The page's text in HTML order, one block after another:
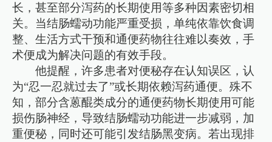
长，甚至部分泻药的长期使用等多种因素密切相
关。当结肠蠕动功能严重受损，单纯依靠饮食调
整、生活方式干预和通便药物往往难以奏效，手
术便成为解决问题的有效手段。
他提醒，许多患者对便秘存在认知误区，认
为“忍一忍就过去了”或长期依赖泻药通便。殊不
知，部分含蒽醌类成分的通便药物长期使用可能
损伤肠神经，导致结肠蠕动功能进一步减弱，加
重便秘，同时还可能引发结肠黑变病。若出现排